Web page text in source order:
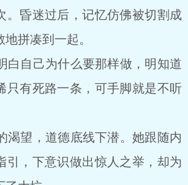
。昏迷过后，记忆仿佛被切割成
拼凑到一起。
自己为什么要那样做，明知道
只有死路一条，可手脚就是不听
望，道德底线下潜。她跟随内
引，下意识做出惊人之举，却为